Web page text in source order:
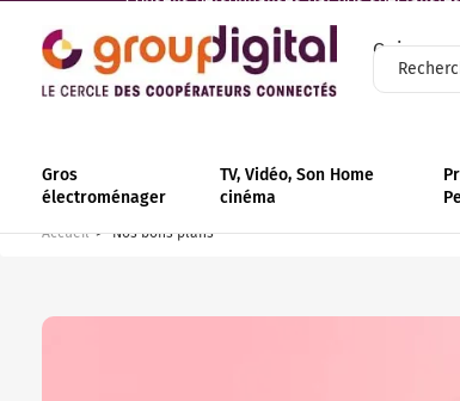
Qui
Gros
électroménager
TV, Vidéo, Son Home
cinéma
Accueil Nos bons plans